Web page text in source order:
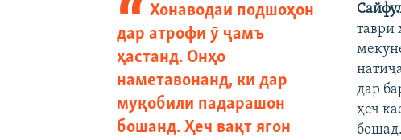
Хонаводаи подшоҳон
дар атрофи ӯ ҷамъ
ҳастанд. Онҳо
наметавонанд, ки дар
муқобили падарашон
бошанд. Ҳеч вақт ягон
таври
дар
ҳеч